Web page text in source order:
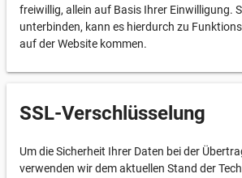
freiwillig, allein auf Basis Ihrer Einwilligung.
unterbinden, kann es hierdurch zu
auf der Website kommen.
SSL-Verschlüsselung
Um die Sicherheit Ihrer Daten bei der
verwenden wir dem aktuellen Stand der